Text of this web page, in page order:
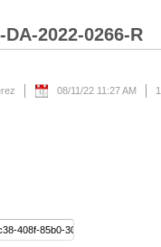
2022-0266-R
08/11/22 11:27 AM